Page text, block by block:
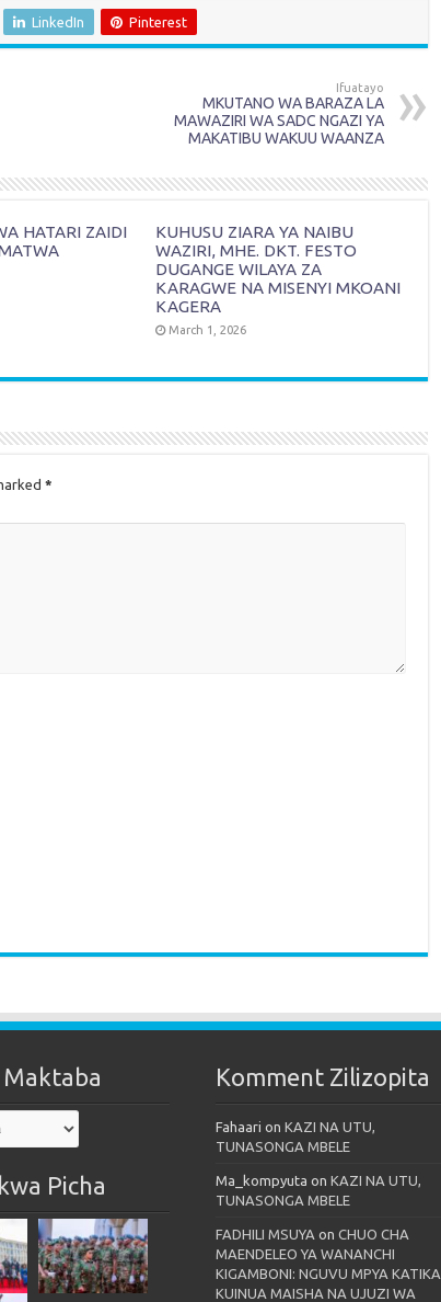
LinkedIn Pinterest
Ifuatayo
MKUTANO WA BARAZA LA
MAWAZIRI WA SADC NGAZI YA
MAKATIBU WAKUU WAANZA
HATARI ZAIDI
KUHUSU ZIARA YA NAIBU
WAZIRI, MHE. DKT. FESTO
DUGANGE WILAYA ZA
KARAGWE NA MISENYI MKOANI
KAGERA
March 1, 2026
*
Picha
Komment Zilizopita
Fahaari on KAZI NA UTU,
TUNASONGA MBELE
Ma_kompyuta on KAZI NA UTU,
TUNASONGA MBELE
FADHILI MSUYA on CHUO CHA
MAENDELEO YA WANANCHI
KIGAMBONI: NGUVU MPYA KATIKA
KUINUA MAISHA NA UJUZI WA